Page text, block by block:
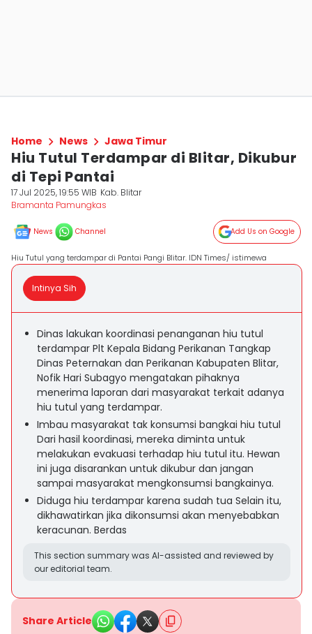
Home News Jawa Timur
Hiu Tutul Terdampar di Blitar, Dikubur
di Tepi Pantai
17 Jul 2025, 19:55 WIB Kab. Blitar
Bramanta Pamungkas
News Channel Add Us on Google
Hiu Tutul yang terdampar di Pantai Pangi Blitar. IDN Times/ istimewa
Intinya Sih
Dinas lakukan koordinasi penanganan hiu tutul
terdampar Plt Kepala Bidang Perikanan Tangkap
Dinas Peternakan dan Perikanan Kabupaten Blitar,
Nofik Hari Subagyo mengatakan pihaknya
menerima laporan dari masyarakat terkait adanya
hiu tutul yang terdampar.
Imbau masyarakat tak konsumsi bangkai hiu tutul
Dari hasil koordinasi, mereka diminta untuk
melakukan evakuasi terhadap hiu tutul itu. Hewan
ini juga disarankan untuk dikubur dan jangan
sampai masyarakat mengkonsumsi bangkainya.
Diduga hiu terdampar karena sudah tua Selain itu,
dikhawatirkan jika dikonsumsi akan menyebabkan
keracunan. Berdas
This section summary was AI-assisted and reviewed by
our editorial team.
Share Article